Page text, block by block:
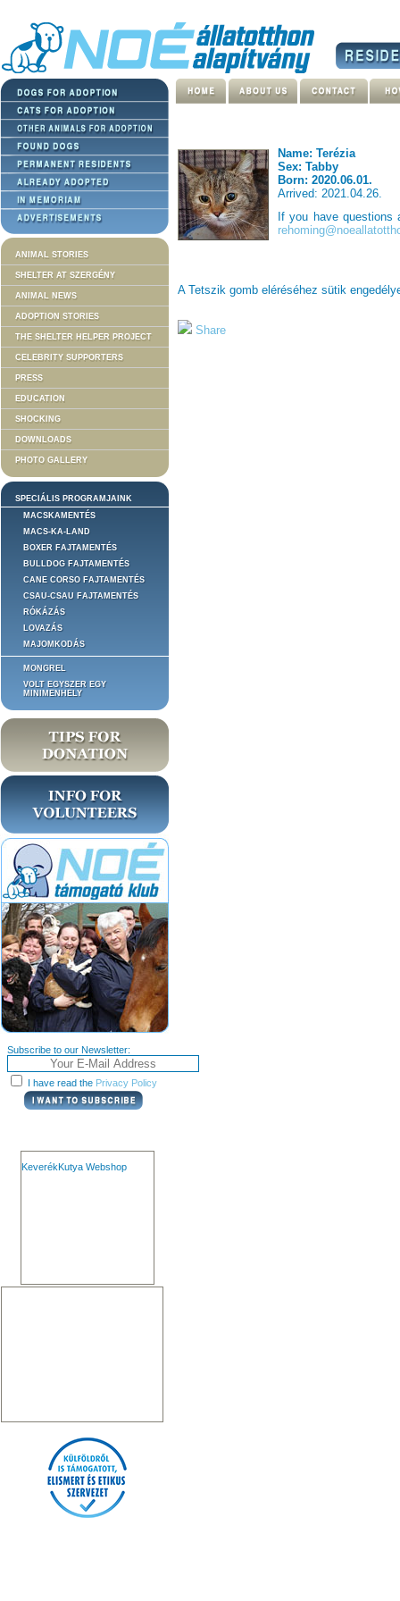
ANIMAL STORIES
SHELTER AT SZERGÉNY
ANIMAL NEWS
ADOPTION STORIES
THE SHELTER HELPER PROJECT
CELEBRITY SUPPORTERS
PRESS
EDUCATION
SHOCKING
DOWNLOADS
PHOTO GALLERY
SPECIÁLIS PROGRAMJAINK
MACSKAMENTÉS
MACS-KA-LAND
BOXER FAJTAMENTÉS
BULLDOG FAJTAMENTÉS
CANE CORSO FAJTAMENTÉS
CSAU-CSAU FAJTAMENTÉS
RÓKÁZÁS
LOVAZÁS
MAJOMKODÁS
MONGREL
VOLT EGYSZER EGY
MINIMENHELY
Subscribe to our Newsletter:
I have read the Privacy Policy
KeverékKutya Webshop
Name: Terézia
Sex: Tabby
Born: 2020.06.01.
Arrived: 2021.04.26.
If you have questions
A Tetszik gomb eléréséhez sütik
Share